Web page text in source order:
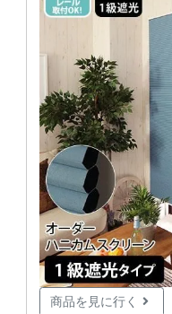
商品を見に行く